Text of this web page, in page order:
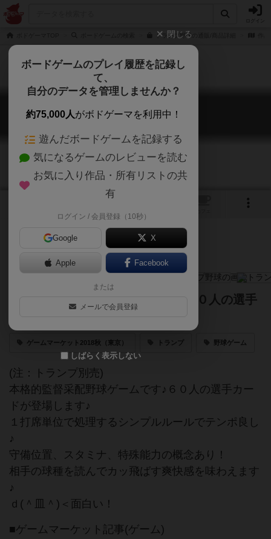
トランプ野球の通販/商品詳細
トランプ野球
Trump Yakyu
本格的監督采配野球ゲームです♪６０人の選手
カードが登場♪(注：トランプ別売)
ゲームマーケット2018秋（東京） トランプ 野球ゲーム
(注：トランプ別売)
本格的監督采配野球ゲームです♪６０人の選手カー
ドが登場します♪
１打席単位で処理するシンプルルールでテンポ良し
♪
守備位置、スタミナ、特殊能力の概念あり！
相手の球種を読んでカッ飛ばす爽快感を味わえます
♪
ｄ(＾皿＾)＜面白い！
■ゲームマーケット記事(ゲーム)
閉じる
ボードゲームのプレイ履歴を記録し
て、
自分のデータを管理しませんか？
約75,000人がボドゲーマを利用中！
遊んだボードゲームを記録する
気になるゲームのレビューを読む
お気に入り作品・所有リストの共
有
ログイン / 会員登録（10秒）
Google X
Apple Facebook
または
メールで会員登録
しばらく表示しない